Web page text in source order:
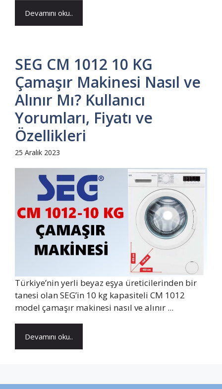
Devamını oku..
SEG CM 1012 10 KG
Çamaşır Makinesi Nasıl ve
Alınır Mı? Kullanıcı
Yorumları, Fiyatı ve
Özellikleri
25 Aralık 2023
Türkiye’nin yerli beyaz eşya üreticilerinden bir
tanesi olan SEG’in 10 kg kapasiteli CM 1012
model çamaşır makinesi nasıl ve alınır ...
Devamını oku..